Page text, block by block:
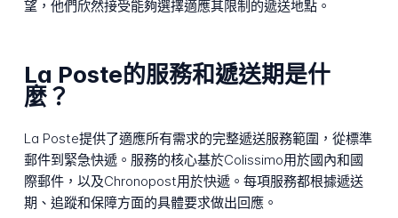
望，他們欣然接受能夠選擇適應其限制的遞送地點。
La Poste的服務和遞送期是什
麼？
La Poste提供了適應所有需求的完整遞送服務範圍，從標準
郵件到緊急快遞。服務的核心基於Colissimo用於國內和國
際郵件，以及Chronopost用於快遞。每項服務都根據遞送
期、追蹤和保障方面的具體要求做出回應。